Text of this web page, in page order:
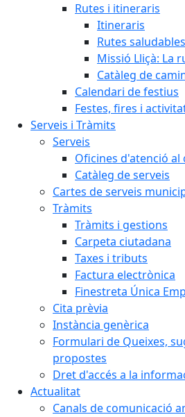
Rutes i itineraris
Itineraris
Rutes saludables
Missió Lliçà: La
Catàleg de
Calendari de festius
Festes, fires i
Serveis i Tràmits
Serveis
Oficines d'atenció al
Catàleg de serveis
Cartes de serveis
Tràmits
Tràmits i gestions
Carpeta ciutadana
Taxes i tributs
Factura electrònica
Finestreta Única
Cita prèvia
Instància genèrica
Formulari de Queixes,
propostes
Dret d'accés a la
Actualitat
Canals de comunicació